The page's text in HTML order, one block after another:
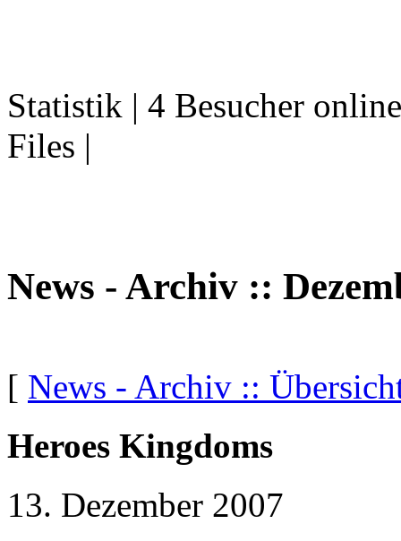
Statistik | 4 Besucher
Files |
News - Archiv ::
[ News - Archiv ::
Heroes Kingdoms
13. Dezember 2007